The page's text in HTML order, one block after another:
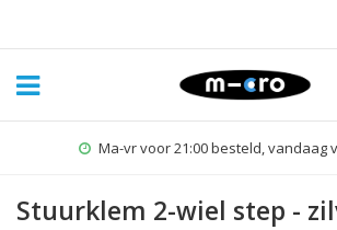
Ma-vr voor 21:00 besteld, vandaag
Stuurklem 2-wiel step -